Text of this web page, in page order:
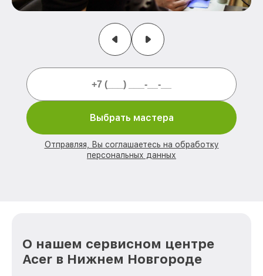
Выбрать мастера
Отправляя, Вы соглашаетесь на обработку
персональных данных
О нашем сервисном центре
Acer в Нижнем Новгороде